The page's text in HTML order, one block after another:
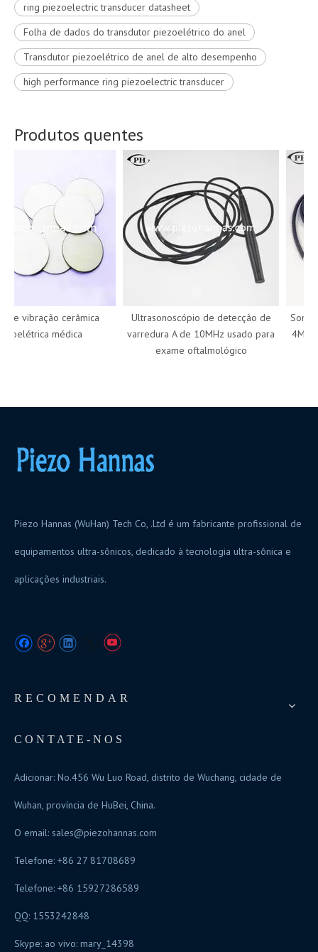
ring piezoelectric transducer datasheet
Folha de dados do transdutor piezoelétrico do anel
Transdutor piezoelétrico de anel de alto desempenho
high performance ring piezoelectric transducer
Produtos quentes
vibração cerâmica
médica
Ultrasonoscópio de detecção de
varredura A de 10MHz usado para
exame oftalmológico
Sonda
4MHz
Piezo Hannas (WuHan) Tech Co, .Ltd é um fabricante profissional de
equipamentos ultra-sônicos, dedicado à tecnologia ultra-sônica e
aplicações industriais.
RECOMENDAR
CONTATE-NOS
Adicionar: No.456 Wu Luo Road, distrito de Wuchang, cidade de
Wuhan, província de HuBei, China.
O email: sales@piezohannas.com
Telefone: +86 27 81708689
Telefone: +86 15927286589
QQ: 1553242848
Skype: ao vivo: mary_14398